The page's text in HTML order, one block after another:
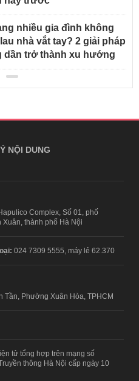
nhiều gia đình không
nhà vắt tay? 2 giải pháp
dần trở thành xu hướng
NỘI DUNG
Complex, Số 01, phố
thành phố Hà Nội
024 7309 5555, máy lẻ 62.370
Tần, Phường Xuân Hòa, TPHCM
tử tổng hợp trên mạng số
thông Hà Nội cấp ngày 10